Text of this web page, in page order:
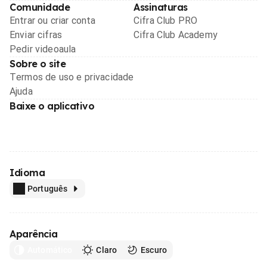
Comunidade
Entrar ou criar conta
Enviar cifras
Pedir videoaula
Assinaturas
Cifra Club PRO
Cifra Club Academy
Sobre o site
Termos de uso e privacidade
Ajuda
Baixe o aplicativo
Idioma
Português
Aparência
Claro Escuro